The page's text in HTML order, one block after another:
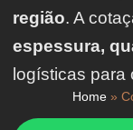
região. A
espessura,
logísticas para
Home »